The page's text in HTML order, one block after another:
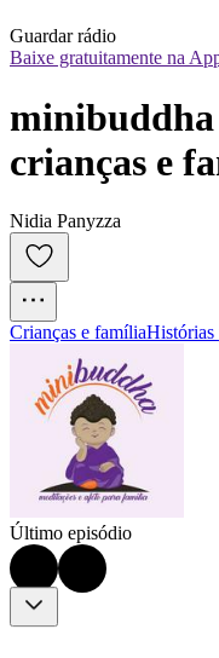
Guardar rádio
Baixe gratuitamente na
crianças e
Nidia Panyzza
Crianças e famíliaHistórias
Último episódio